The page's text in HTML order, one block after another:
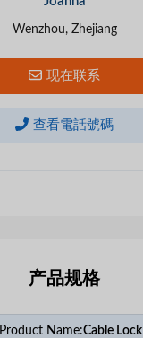
Wenzhou, Zhejiang
现在联系
查看電話號碼
产品规格
Product Name:Cable Lock